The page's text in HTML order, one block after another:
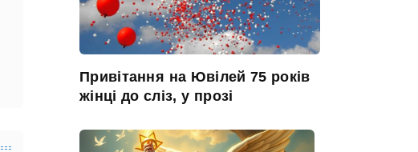
Привітання на Ювілей 75 років
жінці до сліз, у прозі